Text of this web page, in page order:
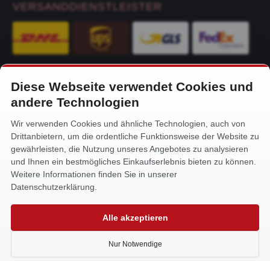
VERSANDDIENSTLEISTER
KONTAKT
Alfa-Service Hurtienne GmbH
Siemensstr. 32
59199 Bönen
+49 (0) 2383 93640
info@alfa-service.com
Whatsapp (no voice calls):
Diese Webseite verwendet Cookies und
andere Technologien
Wir verwenden Cookies und ähnliche Technologien, auch von
Drittanbietern, um die ordentliche Funktionsweise der Website zu
gewährleisten, die Nutzung unseres Angebotes zu analysieren
und Ihnen ein bestmögliches Einkaufserlebnis bieten zu können.
Weitere Informationen finden Sie in unserer
Datenschutzerklärung.
Alle akzeptieren
Nur Notwendige